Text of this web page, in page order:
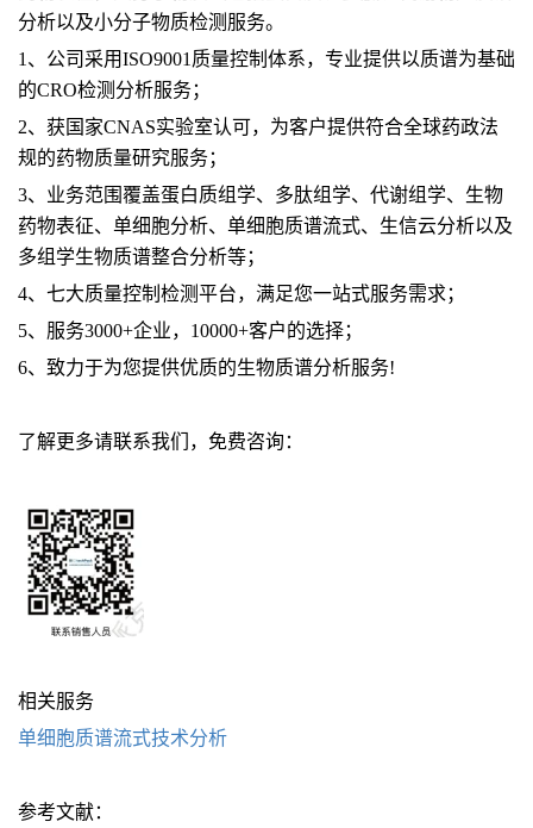
分析以及小分子物质检测服务。
1、公司采用ISO9001质量控制体系，专业提供以质谱为基础
的CRO检测分析服务；
2、获国家CNAS实验室认可，为客户提供符合全球药政法
规的药物质量研究服务；
3、业务范围覆盖蛋白质组学、多肽组学、代谢组学、生物
药物表征、单细胞分析、单细胞质谱流式、生信云分析以及
多组学生物质谱整合分析等；
4、七大质量控制检测平台，满足您一站式服务需求；
5、服务3000+企业，10000+客户的选择；
6、致力于为您提供优质的生物质谱分析服务!
了解更多请联系我们，免费咨询：
相关服务
单细胞质谱流式技术分析
参考文献：